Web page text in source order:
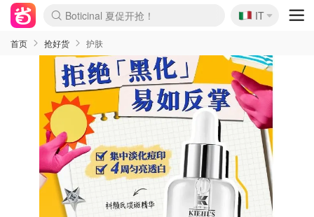
Boticinal 夏促开抢！
4折！lulu周四疯狂上新
速领！Stanley独家85折
Zalando 奥莱闪促！每日更新
🇮🇹
IT
首页 抢好货 护肤